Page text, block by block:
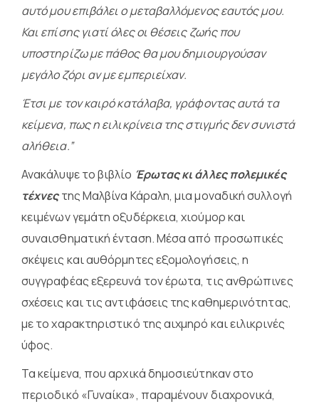
αυτό μου επιβάλει ο μεταβαλλόμενος εαυτός μου.
Και επίσης γιατί όλες οι θέσεις ζωής που
υποστηρίζω με πάθος θα μου δημιουργούσαν
μεγάλο ζόρι αν με εμπεριείχαν.
Έτσι με τον καιρό κατάλαβα, γράφοντας αυτά τα
κείμενα, πως η ειλικρίνεια της στιγμής δεν συνιστά
αλήθεια.”
Ανακάλυψε το βιβλίο Έρωτας κι άλλες πολεμικές
τέχνεςτης Μαλβίνα Κάραλη, μια μοναδική συλλογή
κειμένων γεμάτη οξυδέρκεια, χιούμορ και
συναισθηματική ένταση. Μέσα από προσωπικές
σκέψεις και αυθόρμητες εξομολογήσεις, η
συγγραφέας εξερευνά τον έρωτα, τις ανθρώπινες
σχέσεις και τις αντιφάσεις της καθημερινότητας,
με το χαρακτηριστικό της αιχμηρό και ειλικρινές
ύφος.
Τα κείμενα, που αρχικά δημοσιεύτηκαν στο
περιοδικό «Γυναίκα», παραμένουν διαχρονικά,